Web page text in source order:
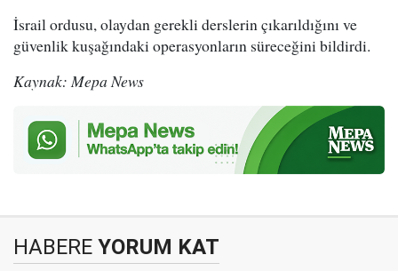
İsrail ordusu, olaydan gerekli derslerin çıkarıldığını ve
güvenlik kuşağındaki operasyonların süreceğini bildirdi.
Kaynak: Mepa News
HABERE YORUM KAT